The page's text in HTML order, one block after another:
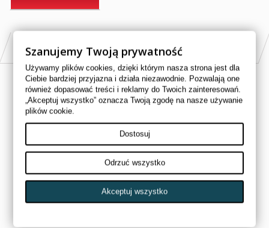
PASUJE DO
CAN AM 650cc OUTLANDER 2017
CAN AM 1000cc OUTLANDER 2017
CAN AM 1000cc OUTLANDER 2018
CAN AM 570cc OUTLANDER 2017
CAN AM 570cc OUTLANDER 2018
CAN AM 570cc OUTLANDER 2019
CAN AM 570cc OUTLANDER 2020
Szanujemy Twoją prywatność
Używamy plików cookies, dzięki którym nasza strona jest dla
Ciebie bardziej przyjazna i działa niezawodnie. Pozwalają one
również dopasować treści i reklamy do Twoich zainteresowań.
„Akceptuj wszystko” oznacza Twoją zgodę na nasze używanie
plików cookie.
Dostosuj
Odrzuć wszystko
Akceptuj wszystko